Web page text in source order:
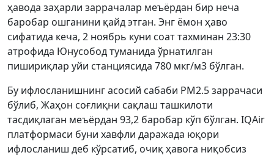
ҳавода заҳарли заррачалар меъёрдан бир неча
баробар ошганини қайд этган. Энг ёмон ҳаво
сифатида кеча, 2 ноябрь куни соат тахминан 23:30
атрофида Юнусобод туманида ўрнатилган
пишириқлар уйи станциясида 780 мкг/м3 бўлган.
Бу ифлосланишнинг асосий сабаби PМ2.5 заррачаси
бўлиб, Жаҳон соғлиқни сақлаш ташкилоти
тасдиқлаган меъёрдан 93,2 баробар кўп бўлган. IQAir
платформаси буни хавфли даражада юқори
ифлосланиш деб кўрсатиб, очиқ ҳавога ниқобсиз